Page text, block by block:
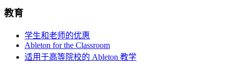
教育
学生和老师的优惠
Ableton for the Classroom
适用于高等院校的 Ableton 教学